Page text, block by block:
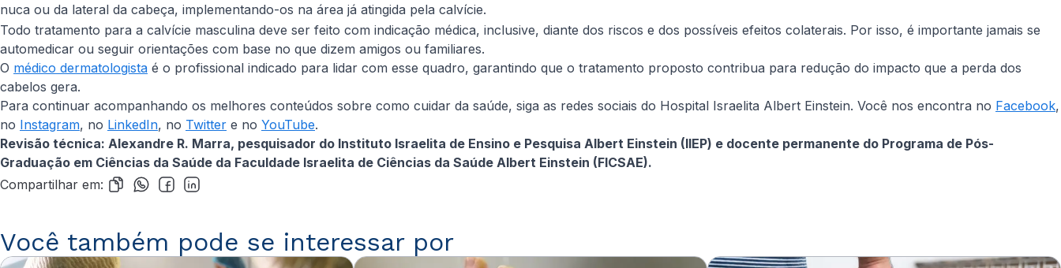
nuca ou da lateral da cabeça, implementando-os na área já atingida pela calvície.
Todo tratamento para a calvície masculina deve ser feito com indicação médica, inclusive, diante dos riscos e dos possíveis efeitos colaterais. Por isso, é importante jamais se
automedicar ou seguir orientações com base no que dizem amigos ou familiares.
O médico dermatologista é o profissional indicado para lidar com esse quadro, garantindo que o tratamento proposto contribua para redução do impacto que a perda dos
cabelos gera.
Para continuar acompanhando os melhores conteúdos sobre como cuidar da saúde, siga as redes sociais do Hospital Israelita Albert Einstein. Você nos encontra no Facebook,
no Instagram, no LinkedIn, no Twitter e no YouTube.
Revisão técnica: Alexandre R. Marra, pesquisador do Instituto Israelita de Ensino e Pesquisa Albert Einstein (IIEP) e docente permanente do Programa de Pós-
Graduação em Ciências da Saúde da Faculdade Israelita de Ciências da Saúde Albert Einstein (FICSAE).
Compartilhar em:
Você também pode se interessar por